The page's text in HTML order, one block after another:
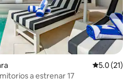
Calificación
5.0 (21)
a estrenar 17